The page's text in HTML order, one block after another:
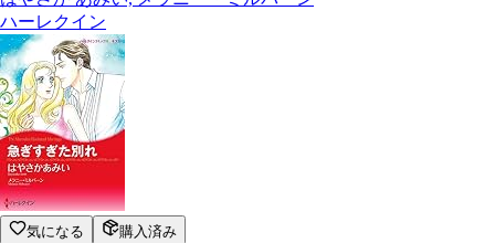
ハーレクイン
気になる 購入済み